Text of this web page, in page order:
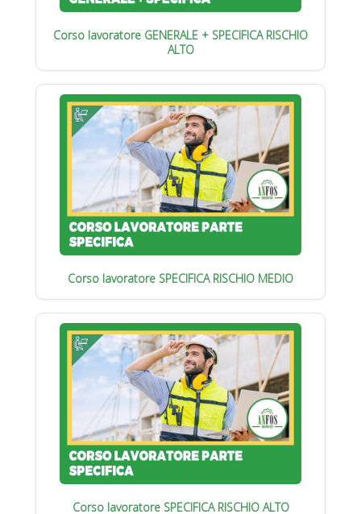
Corso lavoratore GENERALE + SPECIFICA RISCHIO
ALTO
Corso lavoratore SPECIFICA RISCHIO MEDIO
Corso lavoratore SPECIFICA RISCHIO ALTO